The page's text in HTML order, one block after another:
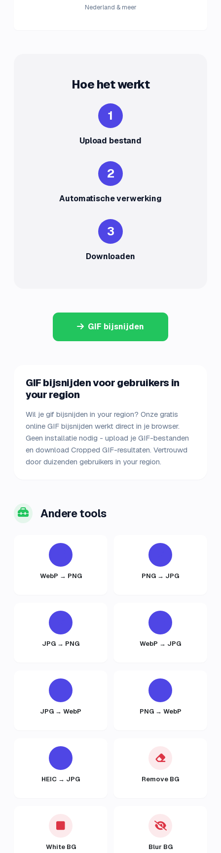
Nederland & meer
Hoe het werkt
1
Upload bestand
2
Automatische verwerking
3
Downloaden
GIF bijsnijden
GIF bijsnijden voor gebruikers in
your region
Wil je gif bijsnijden in your region? Onze gratis
online GIF bijsnijden werkt direct in je browser.
Geen installatie nodig - upload je GIF-bestanden
en download Cropped GIF-resultaten. Vertrouwd
door duizenden gebruikers in your region.
Andere tools
WebP → PNG PNG → JPG
JPG → PNG WebP → JPG
JPG → WebP PNG → WebP
HEIC → JPG Remove BG
White BG Blur BG